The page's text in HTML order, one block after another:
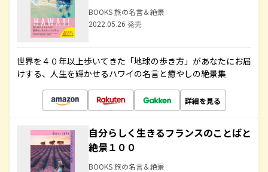
BOOKS 旅の名言＆絶景
2022.05.26 発売
世界を４０年以上歩いてきた「地球の歩き方」があなたにお届
けする、人生を輝かせるハワイの名言と癒やしの絶景集
詳細を見る
自分らしく生きるフランスのことばと
絶景１００
BOOKS 旅の名言＆絶景